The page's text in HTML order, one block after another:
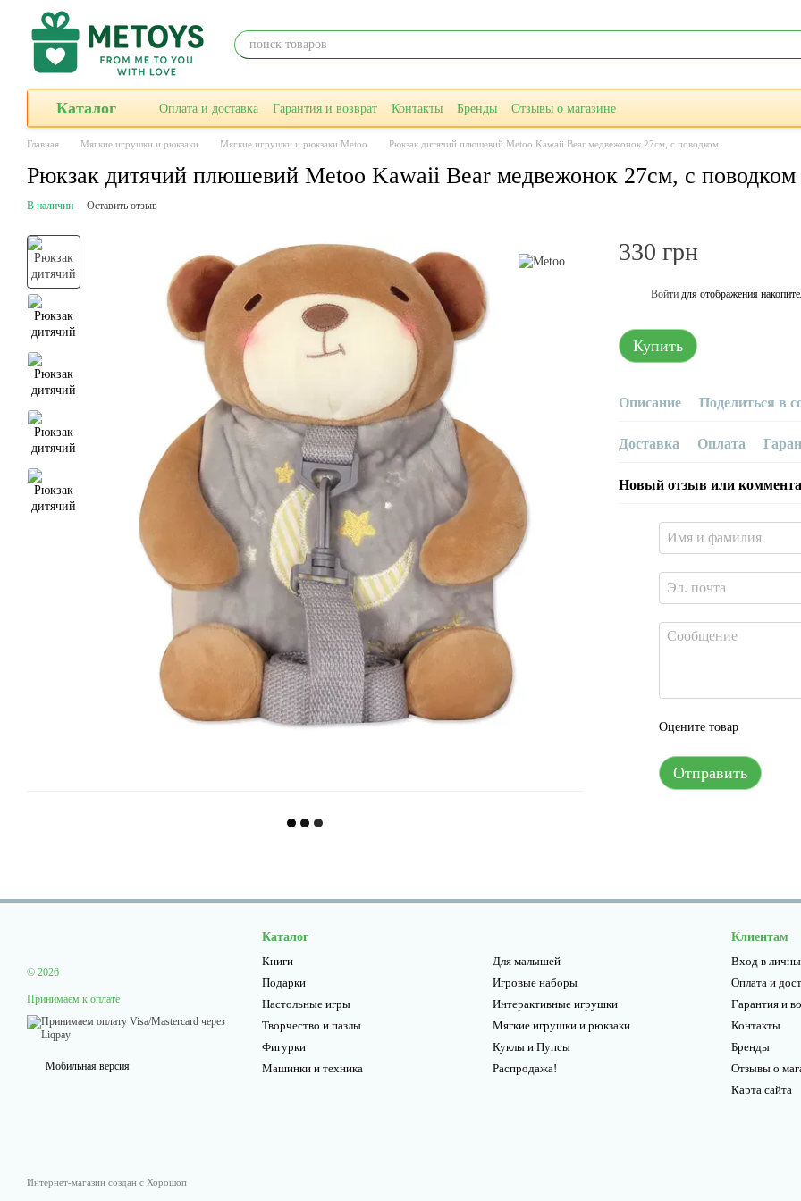
Перейти к основному контенту
Каталог Оплата и доставка Гарантия и возврат Контакты Бренды Отзывы о магазине
Главная Мягкие игрушки и рюкзаки Мягкие игрушки и рюкзаки Metoo Рюкзак дитячий плюшевий Metoo Kawaii Bear медвежонок 27см, с поводком
Рюкзак дитячий плюшевий Metoo Kawaii Bear медвежонок 27см, с поводком
В наличии Оставить отзыв
330 грн
Войти для отображения
Купить
Описание Поделиться в
Доставка Оплата
Новый отзыв или
Оцените товар
Отправить
© 2026
Принимаем к оплате
Мобильная версия
Интернет-магазин создан с Хорошоп
Каталог
Книги
Подарки
Настольные игры
Творчество и пазлы
Фигурки
Машинки и техника
Для малышей
Игровые наборы
Интерактивные игрушки
Мягкие игрушки и рюкзаки
Куклы и Пупсы
Распродажа!
Клиентам
Вход в
Оплата и
Гарантия и
Контакты
Бренды
Отзывы о
Карта сайта